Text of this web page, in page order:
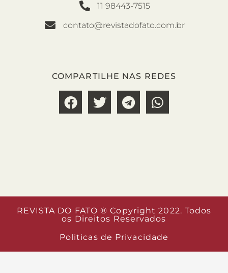
11 98443-7515
contato@revistadofato.com.br
COMPARTILHE NAS REDES
REVISTA DO FATO ® Copyright 2022. Todos
os Direitos Reservados
Politicas de Privacidade